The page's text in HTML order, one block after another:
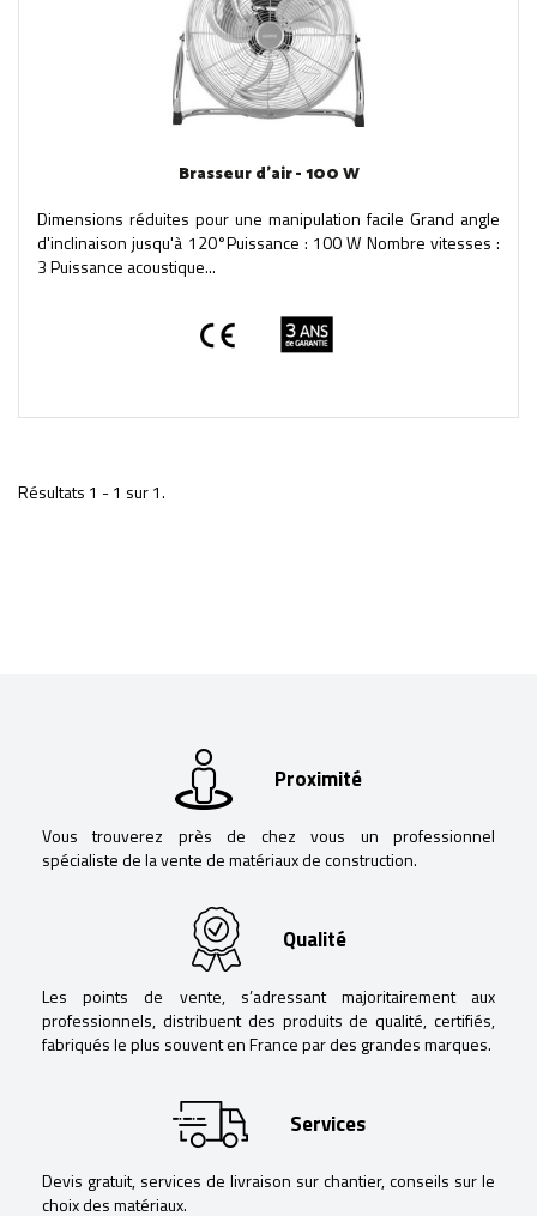
Brasseur d'air - 100 W
Dimensions réduites pour une manipulation facile Grand angle
d'inclinaison jusqu'à 120°Puissance : 100 W Nombre vitesses :
3 Puissance acoustique...
Résultats 1 - 1 sur 1.
Proximité
Vous trouverez près de chez vous un professionnel
spécialiste de la vente de matériaux de construction.
Qualité
Les points de vente, s’adressant majoritairement aux
professionnels, distribuent des produits de qualité, certifiés,
fabriqués le plus souvent en France par des grandes marques.
Services
Devis gratuit, services de livraison sur chantier, conseils sur le
choix des matériaux.